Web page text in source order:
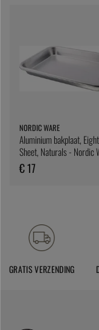
NORDIC WARE
Aluminium bakplaat,
Sheet, Naturals - Nordic
€ 17
GRATIS VERZENDING